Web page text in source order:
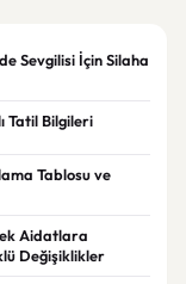
Sevgilisi İçin Silaha
Tatil Bilgileri
Tablosu ve
Aidatlara
Değişiklikler